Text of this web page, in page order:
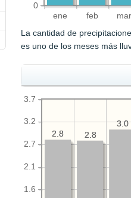
ene feb mar
0
La cantidad de
es uno de los meses más
1.6
2.1
2.7
3.2
3.7
3.0
2.8
2.8
3.0
2.8
2.8